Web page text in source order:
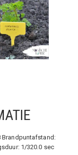
Brandpuntafstand:
1/320.0 sec